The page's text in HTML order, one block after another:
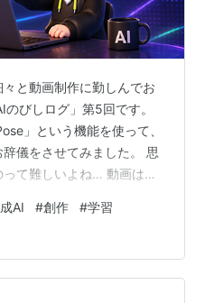
と動画制作に勤しんでお
びしログ」第5回です。
」という機能を使って、
儀をさせてみました。 思
て難しいよね… 動画はこ
irodori-TTS 動画編集：
ャンネル登録者数が11人
としては少ないのでしょう
というニッチな領域でも
AI #創作 #学習